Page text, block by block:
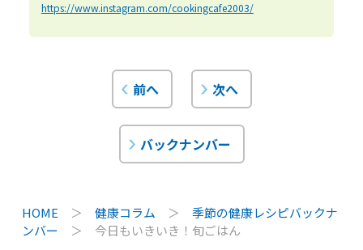
https://www.instagram.com/cookingcafe2003/
前へ 次へ
バックナンバー
HOME＞ 健康コラム ＞ 季節の健康レシピバックナ
ンバー ＞ 今日もいきいき！旬ごはん